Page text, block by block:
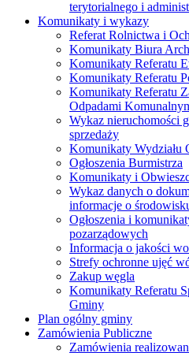
terytorialnego i
Komunikaty i wykazy
Referat Rolnictwa i
Komunikaty Biura
Komunikaty Referatu
Komunikaty Referatu
Komunikaty Referatu
Odpadami
Wykaz nieruchomości
sprzedaży
Komunikaty Wydziału
Ogłoszenia Burmistrza
Komunikaty i
Wykaz danych o
informacje o
Ogłoszenia i
pozarządowych
Informacja o jakości
Strefy ochronne ujęć
Zakup węgla
Komunikaty Referatu
Gminy
Plan ogólny gminy
Zamówienia Publiczne
Zamówienia